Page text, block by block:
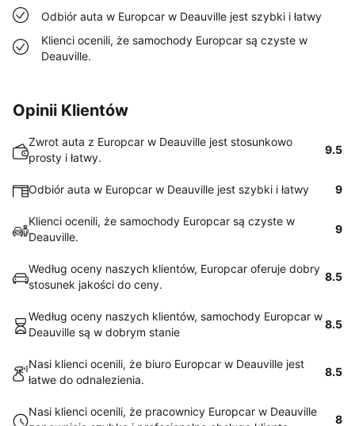
Odbiór auta w Europcar w Deauville jest szybki i łatwy
Klienci ocenili, że samochody Europcar są czyste w
Deauville.
Opinii Klientów
Zwrot auta z Europcar w Deauville jest stosunkowo
prosty i łatwy.
9.5
Odbiór auta w Europcar w Deauville jest szybki i łatwy 9
Klienci ocenili, że samochody Europcar są czyste w
Deauville.
9
Według oceny naszych klientów, Europcar oferuje dobry
stosunek jakości do ceny.
8.5
Według oceny naszych klientów, samochody Europcar w
Deauville są w dobrym stanie
8.5
Nasi klienci ocenili, że biuro Europcar w Deauville jest
łatwe do odnalezienia.
8.5
Nasi klienci ocenili, że pracownicy Europcar w Deauville
8